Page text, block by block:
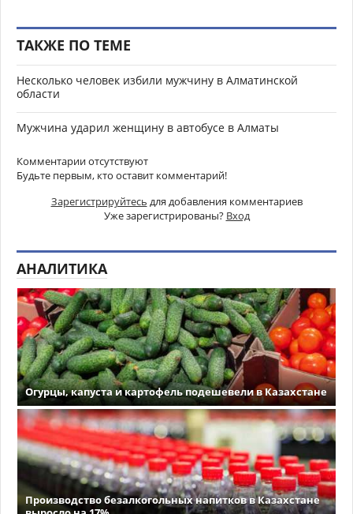
ТАКЖЕ ПО ТЕМЕ
Несколько человек избили мужчину в Алматинской
области
Мужчина ударил женщину в автобусе в Алматы
Комментарии отсутствуют
Будьте первым, кто оставит комментарий!
Зарегистрируйтесь для добавления комментариев
Уже зарегистрированы? Вход
АНАЛИТИКА
Огурцы, капуста и картофель подешевели в Казахстане
Производство безалкогольных напитков в Казахстане